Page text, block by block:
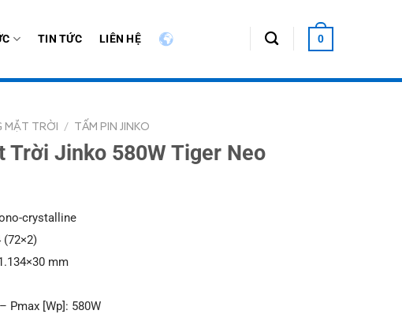
TIN TỨC LIÊN HỆ 0
MẶT TRỜI / TẤM PIN JINKO
Trời Jinko 580W Tiger Neo
crystalline
mm
Pmax [Wp]: 580W